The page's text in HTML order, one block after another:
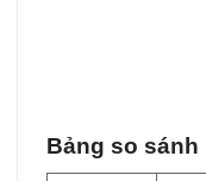
Bảng so sánh